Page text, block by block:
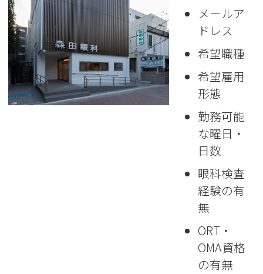
メールア
ドレス
希望職種
希望雇用
形態
勤務可能
な曜日・
日数
眼科検査
経験の有
無
ORT・
OMA資格
の有無